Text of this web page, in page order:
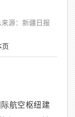
源：新疆日报
航空枢纽建